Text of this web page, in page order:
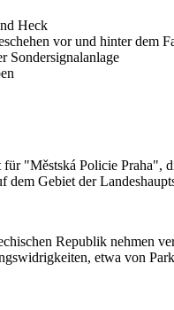
Heck
vor und hinter dem
Sondersignalanlage
"Městská Policie Praha",
dem Gebiet der
Republik nehmen
etwa von